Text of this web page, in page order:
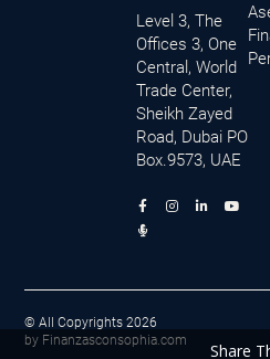
Level 3, The
Offices 3, One
Central, World
Trade Center,
Sheikh Zayed
Road, Dubai PO
Box.9573, UAE
F
a
c
e
k
f
I
n
a
L
i
n
Y
o
M
i
c
r
o
e
-
a
© All Copyrights 2026
by Finanzasconsophia.com
Share